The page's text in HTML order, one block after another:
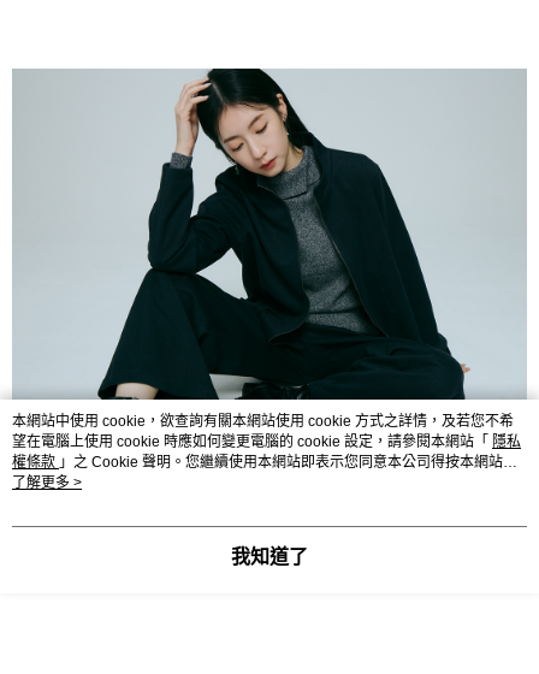
本網站中使用 cookie，欲查詢有關本網站使用 cookie 方式之詳情，及若您不希
望在電腦上使用 cookie 時應如何變更電腦的 cookie 設定，請參閱本網站「 隱私
權條款 」之 Cookie 聲明。您繼續使用本網站即表示您同意本公司得按本網站使
用條款之 Cookie 聲明使用 cookie。
了解更多 >
我知道了